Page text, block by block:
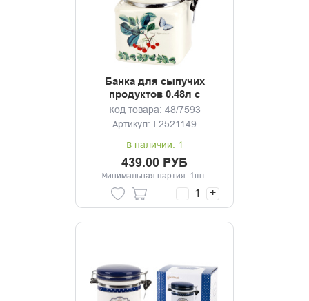
Банка для сыпучих
продуктов 0.48л с
клипсой Fruit Garden
Код товара: 48/7593
Артикул: L2521149
В наличии: 1
439.00 РУБ
Минимальная партия: 1шт.
- +